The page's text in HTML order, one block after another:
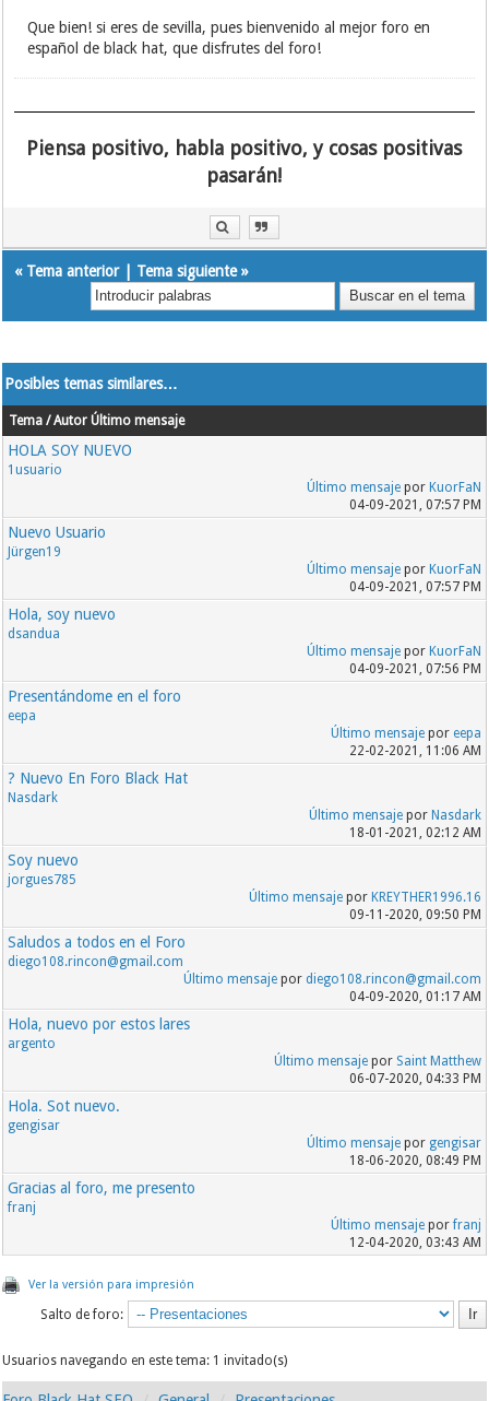
Que bien! si eres de sevilla, pues bienvenido al mejor foro en
español de black hat, que disfrutes del foro!
Piensa positivo, habla positivo, y cosas positivas
pasarán!
« Tema anterior| Tema siguiente»
Posibles temas similares…
Tema / Autor Último mensaje
HOLA SOY NUEVO
1usuario
Último mensajepor KuorFaN
04-09-2021, 07:57 PM
Nuevo Usuario
Jürgen19
Último mensajepor KuorFaN
04-09-2021, 07:57 PM
Hola, soy nuevo
dsandua
Último mensajepor KuorFaN
04-09-2021, 07:56 PM
Presentándome en el foro
eepa
Último mensajepor eepa
22-02-2021, 11:06 AM
? Nuevo En Foro Black Hat
Nasdark
Último mensajepor Nasdark
18-01-2021, 02:12 AM
Soy nuevo
jorgues785
Último mensajepor KREYTHER1996.16
09-11-2020, 09:50 PM
Saludos a todos en el Foro
diego108.rincon@gmail.com
Último mensajepor diego108.rincon@gmail.com
04-09-2020, 01:17 AM
Hola, nuevo por estos lares
argento
Último mensajepor Saint Matthew
06-07-2020, 04:33 PM
Hola. Sot nuevo.
gengisar
Último mensajepor gengisar
18-06-2020, 08:49 PM
Gracias al foro, me presento
franj
Último mensajeporfranj
12-04-2020, 03:43 AM
Ver la versión para impresión
Salto de foro:
Usuarios navegando en este tema: 1 invitado(s)